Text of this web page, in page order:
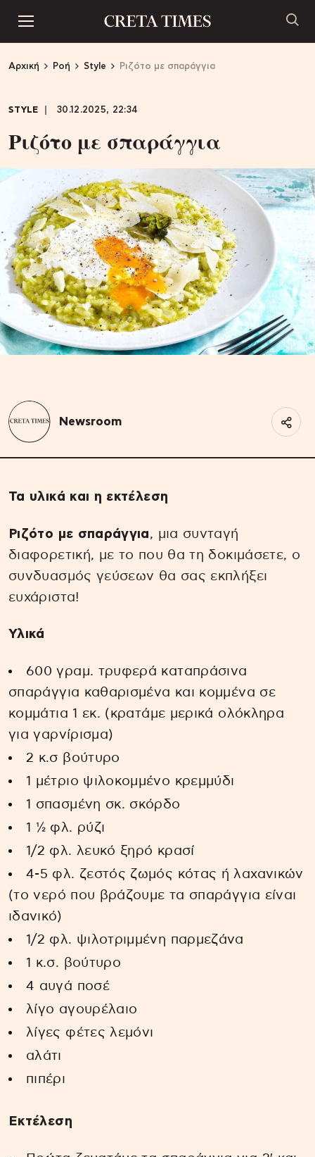
Αρχική Ροή Style Ριζότο με σπαράγγια
STYLE 30.12.2025, 22:34
Ριζότο με σπαράγγια
Newsroom
Τα υλικά και η εκτέλεση
Ριζότο με σπαράγγια, μια συνταγή
διαφορετική, με το που θα τη δοκιμάσετε, ο
συνδυασμός γεύσεων θα σας εκπλήξει
ευχάριστα!
Υλικά
600 γραμ. τρυφερά καταπράσινα
σπαράγγια καθαρισμένα και κομμένα σε
κομμάτια 1 εκ. (κρατάμε μερικά ολόκληρα
για γαρνίρισμα)
2 κ.σ βούτυρο
1 μέτριο ψιλοκομμένο κρεμμύδι
1 σπασμένη σκ. σκόρδο
1 ½ φλ. ρύζι
1/2 φλ. λευκό ξηρό κρασί
4-5 φλ. ζεστός ζωμός κότας ή λαχανικών
(το νερό που βράζουμε τα σπαράγγια είναι
ιδανικό)
1/2 φλ. ψιλοτριμμένη παρμεζάνα
1 κ.σ. βούτυρο
4 αυγά ποσέ
λίγο αγουρέλαιο
λίγες φέτες λεμόνι
αλάτι
πιπέρι
Εκτέλεση